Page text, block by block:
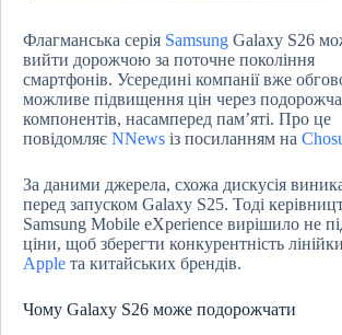
Флагманська серія Samsung Galaxy S26
вийти дорожчою за поточне покоління
смартфонів. Усередині компанії вже
можливе підвищення цін через
компонентів, насамперед пам’яті. Про це
повідомляє NNews із посиланням на
За даними джерела, схожа дискусія
перед запуском Galaxy S25. Тоді
Samsung Mobile eXperience вирішило не
ціни, щоб зберегти конкурентність
Apple та китайських брендів.
Чому Galaxy S26 може подорожчати